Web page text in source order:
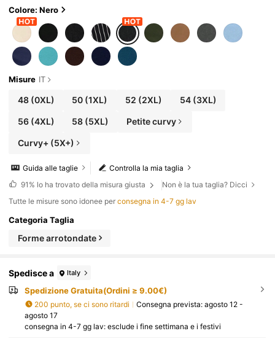
Colore: Nero
Misure IT
48(0XL) 50 (1XL) 52 (2XL) 54(3XL)
56(4XL) 58 (5XL) Petite curvy
Curvy+ (5X+)
Controlla la mia taglia
Guida alle taglie
91% lo ha trovato della misura giusta
Non è la tua taglia? Dicci
Tutte le misure sono idonee perconsegna in 4-7 gg lav
Categoria Taglia
Forme arrotondate
Spedisce a Italy
Spedizione Gratuita(Ordini ≥ 9.00€)
200 punto, se ci sono ritardi Consegna prevista: agosto 12 -
agosto 17
consegna in 4-7 gg lav: esclude i fine settimana e i festivi